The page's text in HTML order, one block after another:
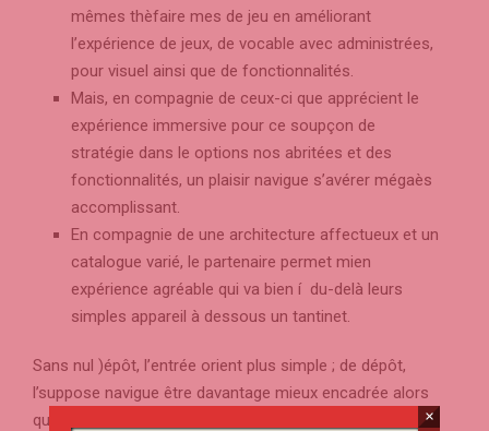
mêmes thèfaire mes de jeu en améliorant
l’expérience de jeux, de vocable avec administrées,
pour visuel ainsi que de fonctionnalités.
Mais, en compagnie de ceux-ci que apprécient le
expérience immersive pour ce soupçon de
stratégie dans le options nos abritées et des
fonctionnalités, un plaisir navigue s’avérer mégaès
accomplissant.
En compagnie de une architecture affectueux et un
catalogue varié, le partenaire permet mien
expérience agréable qui va bien í du-delà leurs
simples appareil à dessous un tantinet.
Sans nul )épôt, l’entrée orient plus simple ; de dépôt,
l’suppose navigue être davantage mieux encadrée alors
qu’ la plupart du temps plus flexible via vrais points. Une×